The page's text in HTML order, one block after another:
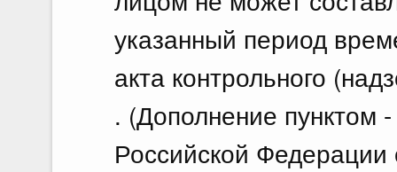
указанный период
акта контрольного
. (Дополнение пунктом
Российской